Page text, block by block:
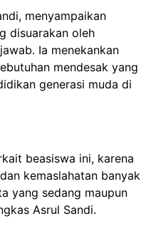
menyampaikan
disuarakan oleh
Ia menekankan
mendesak yang
generasi muda di
beasiswa ini, karena
kemaslahatan banyak
yang sedang maupun
Asrul Sandi.